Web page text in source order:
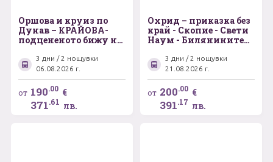
Оршова и круиз по
Дунав – КРАЙОВА-
подцененото бижу на
Баните на Херкулес
-Бабините Видини
кули
3 дни / 2 нощувки
06.08.2026 г.
от 190.00 €
371.61 лв.
Охрид – приказка без
край - Скопие - Свети
Наум - Билянините
3 дни / 2 нощувки
21.08.2026 г.
от 200.00 €
391.17 лв.